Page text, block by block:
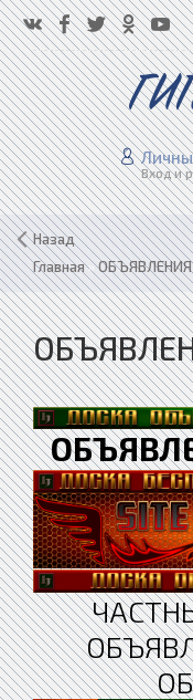
Вход и
Назад
Главная»